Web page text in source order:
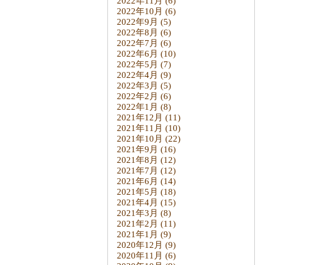
2022年10月 (6)
2022年9月 (5)
2022年8月 (6)
2022年7月 (6)
2022年6月 (10)
2022年5月 (7)
2022年4月 (9)
2022年3月 (5)
2022年2月 (6)
2022年1月 (8)
2021年12月 (11)
2021年11月 (10)
2021年10月 (22)
2021年9月 (16)
2021年8月 (12)
2021年7月 (12)
2021年6月 (14)
2021年5月 (18)
2021年4月 (15)
2021年3月 (8)
2021年2月 (11)
2021年1月 (9)
2020年12月 (9)
2020年11月 (6)